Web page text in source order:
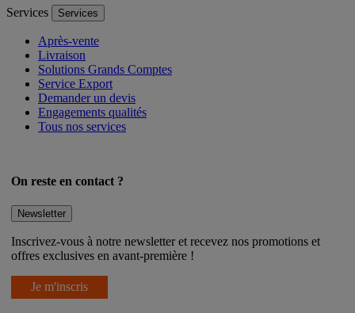
Services Services
Après-vente
Livraison
Solutions Grands Comptes
Service Export
Demander un devis
Engagements qualités
Tous nos services
On reste en contact ?
Newsletter
Inscrivez-vous à notre newsletter et recevez nos promotions et
offres exclusives en avant-première !
Je m'inscris